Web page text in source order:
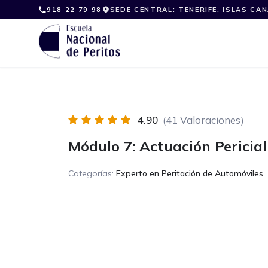
to
918 22 79 98 SEDE CENTRAL: TENERIFE, ISLAS
4.90 (41 Valoraciones)
Módulo 7: Actuación Pericial
Categorías: Experto en Peritación de Automóviles